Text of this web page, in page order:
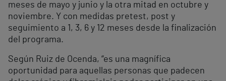
meses de mayo y junio y la otra mitad en octubre y
noviembre. Y con medidas pretest, post y
seguimiento a 1, 3, 6 y 12 meses desde la finalización
del programa.
Según Ruiz de Ocenda, “es una magnífica
oportunidad para aquellas personas que padecen